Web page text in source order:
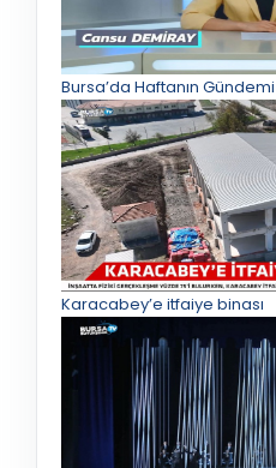
Bursa’da Haftanın
Karacabey’e itfaiye binası